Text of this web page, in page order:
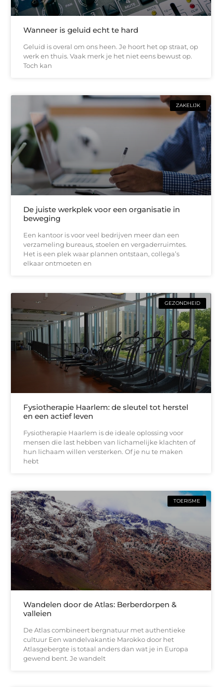
Wanneer is geluid echt te hard
Geluid is overal om ons heen. Je hoort het op straat, op
werk en thuis. Vaak merk je het niet eens bewust op.
Toch kan
ZAKELIJK
De juiste werkplek voor een organisatie in
beweging
Een kantoor is voor veel bedrijven meer dan een
verzameling bureaus, stoelen en vergaderruimtes.
Het is een plek waar plannen ontstaan, collega’s
elkaar ontmoeten en
GEZONDHEID
Fysiotherapie Haarlem: de sleutel tot herstel
en een actief leven
Fysiotherapie Haarlem is de ideale oplossing voor
mensen die last hebben van lichamelijke klachten of
hun lichaam willen versterken. Of je nu te maken
hebt
TOERISME
Wandelen door de Atlas: Berberdorpen &
valleien
De Atlas combineert bergnatuur met authentieke
cultuur Een wandelvakantie Marokko door het
Atlasgebergte is totaal anders dan wat je in Europa
gewend bent. Je wandelt